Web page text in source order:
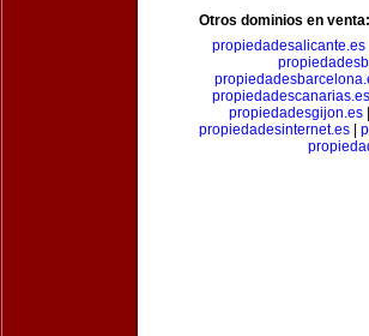
Otros dominios en venta:
propiedadesalicante.es|
propiedadescanarias.es
propiedadesgijon.es
propiedadesinternet.es